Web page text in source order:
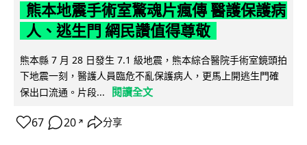
熊本地震手術室驚魂片瘋傳 醫護保護病
人、逃生門 網民讚值得尊敬
熊本縣 7 月 28 日發生 7.1 級地震，熊本綜合醫院手術室鏡頭拍
下地震一刻，醫護人員臨危不亂保護病人，更馬上開逃生門確
保出口流通。片段...
閱讀全文
67 20 ↗ 分享